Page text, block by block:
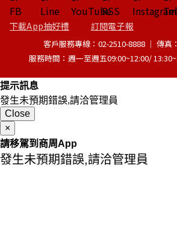
下載App抽好禮 訂閱電子報
客戶服務專線：02-2510-8888 │ 傳真
服務時間：週一至週五09:00~12:00/
提示訊息
發生未預期錯誤,請洽管理員
Close
×
請移駕到商周App
發生未預期錯誤,請洽管理員